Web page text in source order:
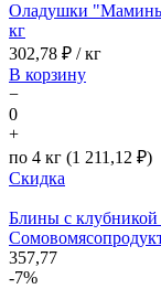
Оладушки
кг
302,78 ₽ / кг
В корзину
−
0
+
по 4 кг (1 211,12 ₽)
Скидка
Блины с
357,77
-7%